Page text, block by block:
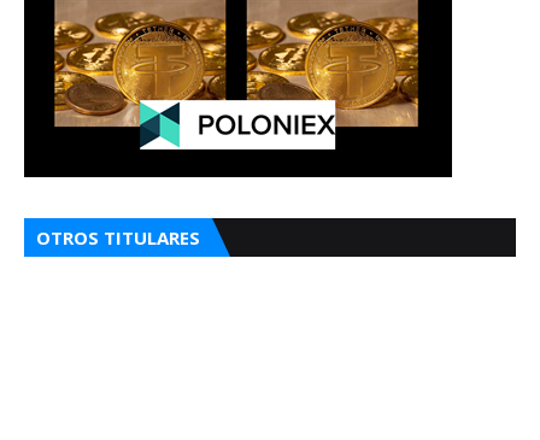
OTROS TITULARES